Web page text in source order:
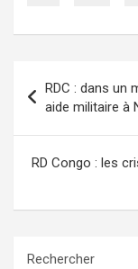
de
l’article
RDC : dans un
aide militaire à
RD Congo : les
Rechercher